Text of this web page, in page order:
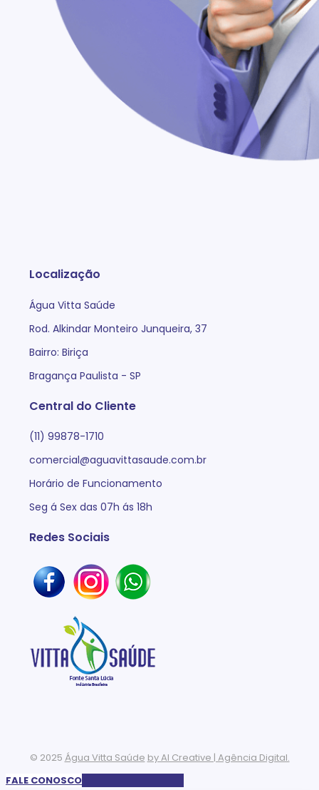
Localização
Água Vitta Saúde
Rod. Alkindar Monteiro Junqueira, 37
Bairro: Biriça
Bragança Paulista - SP
Central do Cliente
(11) 99878-1710
comercial@aguavittasaude.com.br
Horário de Funcionamento
Seg á Sex das 07h ás 18h
Redes Sociais
© 2025 Água Vitta Saúde by AI Creative | Agência Digital.
FALE CONOSCO